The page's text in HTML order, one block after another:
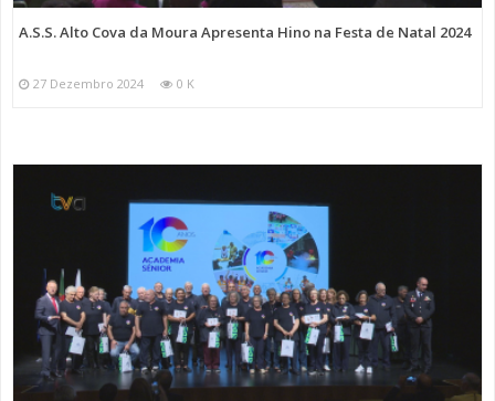
A.S.S. Alto Cova da Moura Apresenta Hino na Festa de Natal 2024
27 Dezembro 2024 0 K